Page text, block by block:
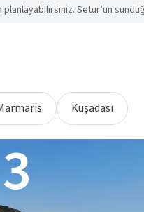
Setur’un
Kuşadası
3